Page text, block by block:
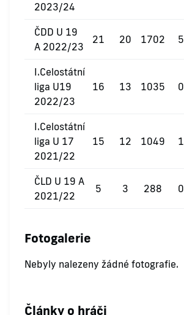
2023/24
ČDD U 19
A 2022/23
21 20 1702 5
I.Celostátní
liga U19
2022/23
16 13 1035 0
I.Celostátní
liga U 17
2021/22
15 12 1049 1
ČLD U 19 A
2021/22
5 3 288 0
Fotogalerie
Nebyly nalezeny žádné fotografie.
Články o hráči